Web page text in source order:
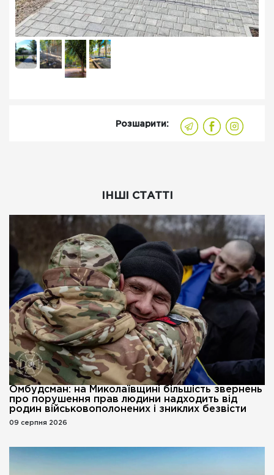
Розшарити:
ІНШІ СТАТТІ
Омбудсман: на Миколаївщині більшість звернень
про порушення прав людини надходить від
родин військовополонених і зниклих безвісти
09 серпня 2026